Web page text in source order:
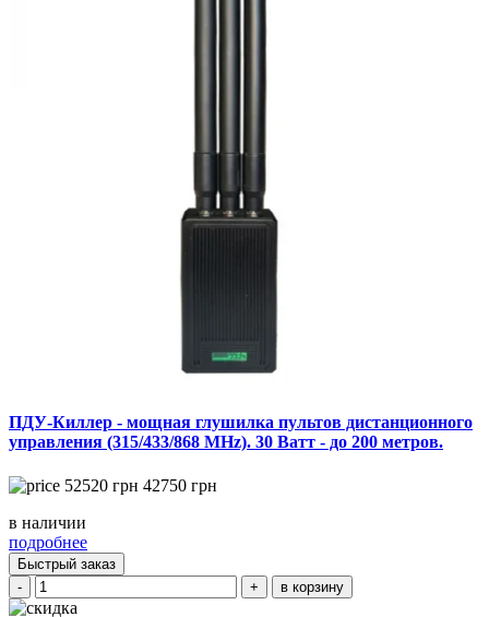
ПДУ-Киллер - мощная глушилка пультов дистанционного
управления (315/433/868 MHz). 30 Ватт - до 200 метров.
52520 грн 42750 грн
в наличии
подробнее
Быстрый заказ
-
+ в корзину